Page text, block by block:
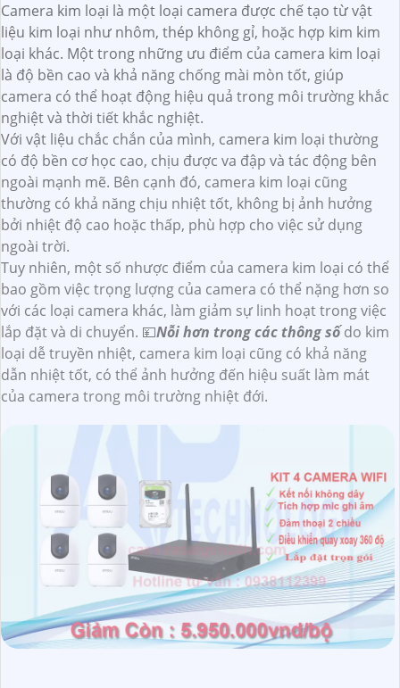
Camera kim loại là một loại camera được chế tạo từ vật
liệu kim loại như nhôm, thép không gỉ, hoặc hợp kim kim
loại khác. Một trong những ưu điểm của camera kim loại
là độ bền cao và khả năng chống mài mòn tốt, giúp
camera có thể hoạt động hiệu quả trong môi trường khắc
nghiệt và thời tiết khắc nghiệt.
Với vật liệu chắc chắn của mình, camera kim loại thường
có độ bền cơ học cao, chịu được va đập và tác động bên
ngoài mạnh mẽ. Bên cạnh đó, camera kim loại cũng
thường có khả năng chịu nhiệt tốt, không bị ảnh hưởng
bởi nhiệt độ cao hoặc thấp, phù hợp cho việc sử dụng
ngoài trời.
Tuy nhiên, một số nhược điểm của camera kim loại có thể
bao gồm việc trọng lượng của camera có thể nặng hơn so
với các loại camera khác, làm giảm sự linh hoạt trong việc
lắp đặt và di chuyển. 💴Nỗi hơn trong các thông sốdo kim
loại dễ truyền nhiệt, camera kim loại cũng có khả năng
dẫn nhiệt tốt, có thể ảnh hưởng đến hiệu suất làm mát
của camera trong môi trường nhiệt đới.